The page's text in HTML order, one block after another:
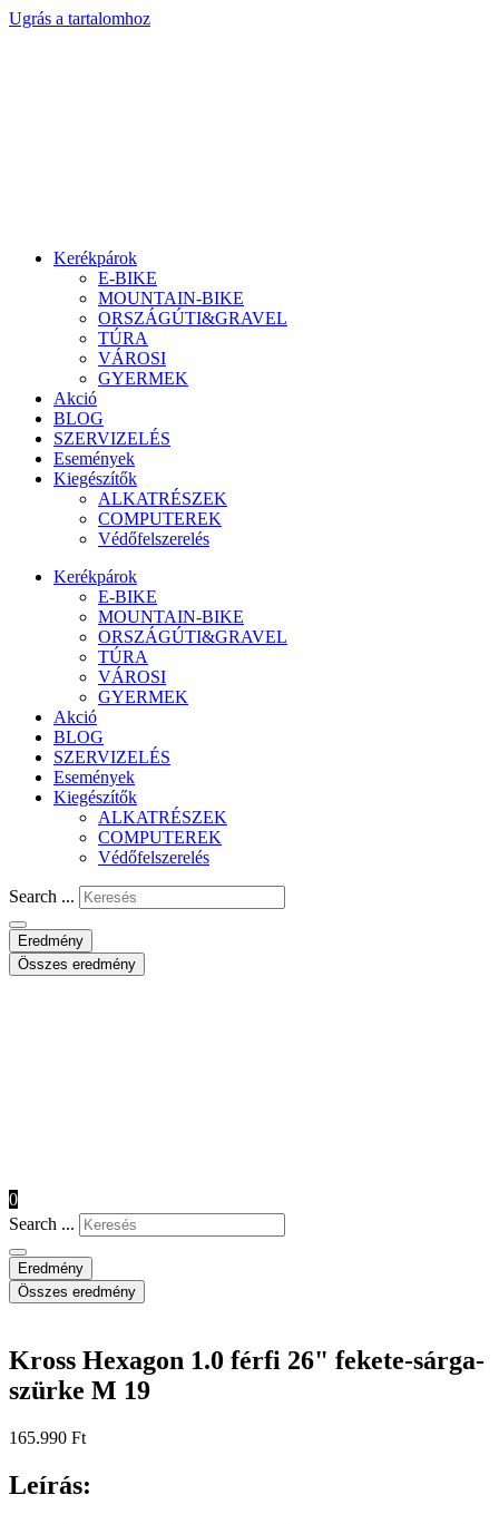
Ugrás a tartalomhoz
Kerékpárok
E-BIKE
MOUNTAIN-BIKE
ORSZÁGÚTI&GRAVEL
TÚRA
VÁROSI
GYERMEK
Akció
BLOG
SZERVIZELÉS
Események
Kiegészítők
ALKATRÉSZEK
COMPUTEREK
Védőfelszerelés
Kerékpárok
E-BIKE
MOUNTAIN-BIKE
ORSZÁGÚTI&GRAVEL
TÚRA
VÁROSI
GYERMEK
Akció
BLOG
SZERVIZELÉS
Események
Kiegészítők
ALKATRÉSZEK
COMPUTEREK
Védőfelszerelés
Search ...
Eredmény
Összes eredmény
0
Search ...
Eredmény
Összes eredmény
Kross Hexagon 1.0 férfi 26" fekete-sárga-
szürke M 19
165.990 Ft
Leírás: